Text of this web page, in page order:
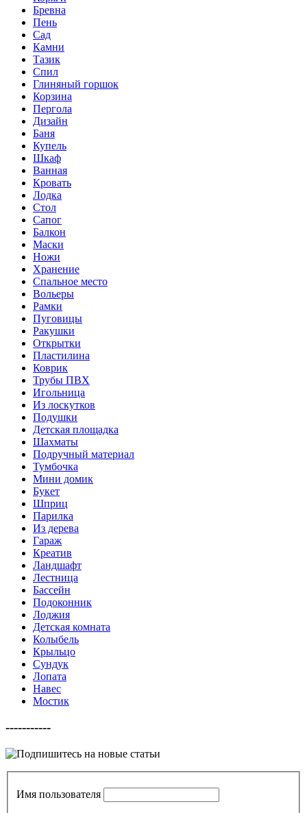
Бревна
Пень
Сад
Камни
Тазик
Спил
Глиняный горшок
Корзина
Пергола
Дизайн
Баня
Купель
Шкаф
Ванная
Кровать
Лодка
Стол
Сапог
Балкон
Маски
Ножи
Хранение
Спальное место
Вольеры
Рамки
Пуговицы
Ракушки
Открытки
Пластилина
Коврик
Трубы ПВХ
Игольница
Из лоскутков
Подушки
Детская площадка
Шахматы
Подручный материал
Тумбочка
Мини домик
Букет
Шприц
Парилка
Из дерева
Гараж
Креатив
Ландшафт
Лестница
Бассейн
Подоконник
Лоджия
Детская комната
Колыбель
Крыльцо
Сундук
Лопата
Навес
Мостик
-----------
Имя пользователя